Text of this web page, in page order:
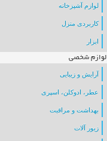
لوازم آشپزخانه
کاربردی منزل
ابزار
لوازم شخصی
آرایش و زیبایی
عطر، ادوکلن، اسپری
بهداشت و مراقبت
زیور آلات